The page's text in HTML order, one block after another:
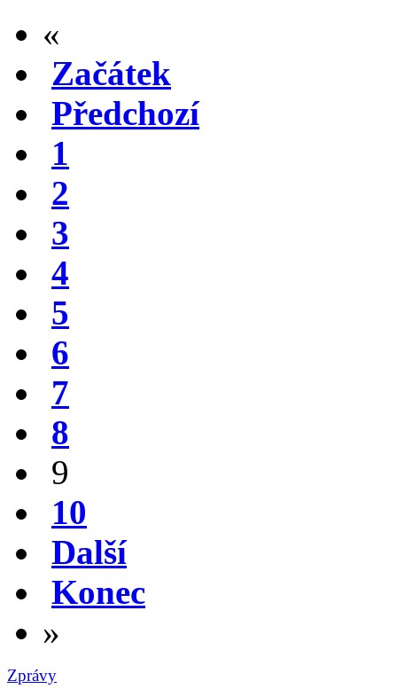
«
Začátek
Předchozí
1
2
3
4
5
6
7
8
9
10
Další
Konec
»
Zprávy